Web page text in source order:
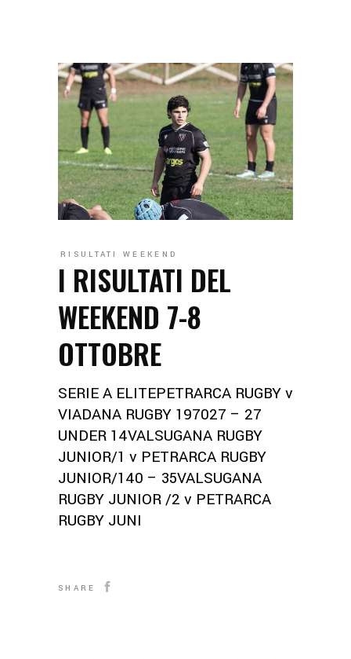
RISULTATI WEEKEND
I RISULTATI DEL
WEEKEND 7-8
OTTOBRE
SERIE A ELITEPETRARCA RUGBY v
VIADANA RUGBY 197027 – 27
UNDER 14VALSUGANA RUGBY
JUNIOR/1 v PETRARCA RUGBY
JUNIOR/140 – 35VALSUGANA
RUGBY JUNIOR /2 v PETRARCA
RUGBY JUNI
SHARE